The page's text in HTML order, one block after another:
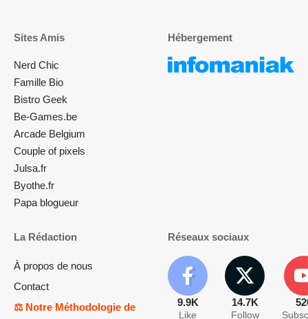
Sites Amis
Nerd Chic
Famille Bio
Bistro Geek
Be-Games.be
Arcade Belgium
Couple of pixels
Julsa.fr
Byothe.fr
Papa blogueur
Hébergement
La Rédaction
À propos de nous
Contact
⚖️ Notre Méthodologie de
Réseaux sociaux
9.9K
Like
14.7K
Follow